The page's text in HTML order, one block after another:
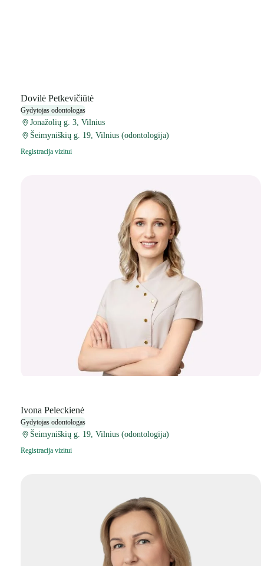
Dovilė Petkevičiūtė
Gydytojas odontologas
Jonažolių g. 3, Vilnius
Šeimyniškių g. 19, Vilnius (odontologija)
Registracija vizitui
Ivona Peleckienė
Gydytojas odontologas
Šeimyniškių g. 19, Vilnius (odontologija)
Registracija vizitui